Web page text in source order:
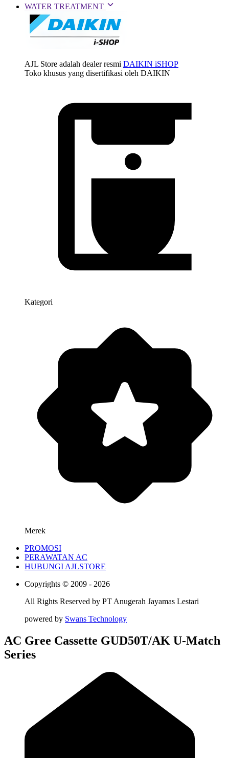
WATER TREATMENT
AJL Store adalah dealer resmi DAIKIN iSHOP
Toko khusus yang disertifikasi oleh DAIKIN
Kategori
Merek
PROMOSI
PERAWATAN AC
HUBUNGI AJLSTORE
Copyrights © 2009 - 2026
All Rights Reserved by PT Anugerah Jayamas Lestari
powered by Swans Technology
AC Gree Cassette GUD50T/AK U-Match
Series